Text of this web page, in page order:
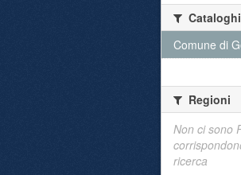
Comune di
Regioni
Non ci sono
ricerca